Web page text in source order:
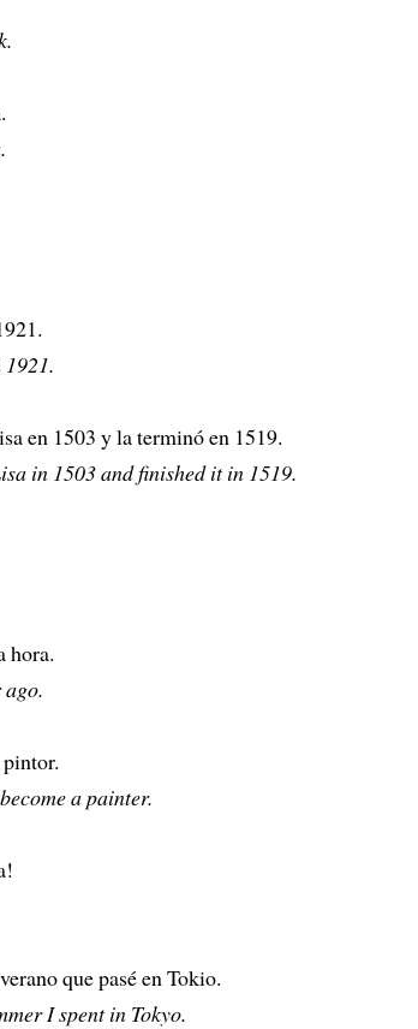
en 1503 y la terminó en 1519.
in 1503 and finished it in 1519.
hora.
a painter.
que pasé en Tokio.
I spent in Tokyo.